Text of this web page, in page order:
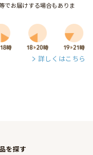
でお届けする場合もありま
詳しくはこちら
を探す